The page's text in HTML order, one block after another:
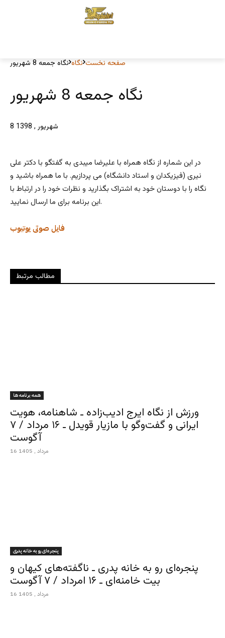
صفحه نخست نگاه نگاه جمعه 8 شهریور
نگاه جمعه 8 شهریور
8 شهریور , 1398
در این شماره از نگاه همراه با علیرضا میبدی به گفتگو با دکتر علی
نیری (فیزیکدان و استاد دانشگاه) می پردازیم. با ما همراه باشید و
نگاه را با دوستان خود به اشتراک بگذارید و نظرات خود را در ارتباط با
این برنامه برای ما ارسال نمایید.
یوتیوب فایل صوتی
مطالب مرتبط
همه برنامه ها
ورزش از نگاه ایرج ادیب‌زاده ـ شاهنامه، هویت
ایرانی و گفت‌وگو با مازیار قویدل ـ ۱۶ مرداد / ۷
آگوست
16 مرداد , 1405
پنجره‌ای رو به خانه پدری
پنجره‌ای رو به خانه پدری ـ ناگفته‌های کیهان و
بیت خامنه‌ای ـ ۱۶ امرداد / ۷ آگوست
16 مرداد , 1405